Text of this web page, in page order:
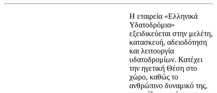
Η εταιρεία «Ελληνικά
Υδατοδρόμια»
εξειδικεύεται στην μελέτη,
κατασκευή, αδειοδότηση
και λειτουργία
υδατοδρομίων. Κατέχει
την ηγετική Θέση στο
χώρο, καθώς το
ανθρώπινο δυναμικό της,